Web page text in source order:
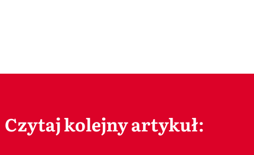
Czytaj kolejny artykuł: